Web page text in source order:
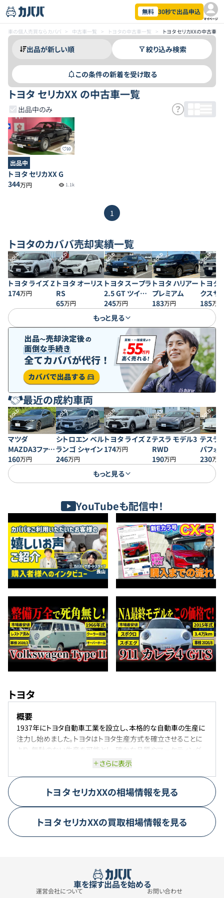
無料 30秒で出品申込
マイページ
車の個人売買ならカババ > 中古車一覧 > トヨタの中古車一覧 > トヨタ セリカXXの中古車一
絞り込み検索
この条件の新着を受け取る
トヨタ セリカXX の中古車一覧
出品中のみ
10
出品中
トヨタ セリカXX G
344万円 1.1k
1
トヨタのカババ売却実績一覧
SOLD
トヨタ ライズ Z
174万円
SOLD
トヨタ オーリス
RS
65万円
SOLD
トヨタ スープラ
2.5 GT ツイン
ターボR ワイド
ボディ
245万円
SOLD
トヨタ ハリアー
プレミアム
183万円
SOLD
トヨタ
クスサ
SSR-X
185万円
もっと見る
最近の成約車両
SOLD
マツダ
MAZDA3ファス
トバック 20S プ
ロアクティブ
160万円
SOLD
シトロエン ベル
ランゴ シャイン
246万円
SOLD
トヨタ ライズ Z
174万円
SOLD
テスラ モデル3
RWD
190万円
SOLD
テスラ
パフォ
230万円
もっと見る
YouTubeも配信中！
トヨタ
概要
1937年にトヨタ自動車工業を設立し、本格的な自動車の生産に
注力し始めました。トヨタはトヨタ生産方式を確立させることに
より、無駄のない生産を可能とし、確かな品質やマーケティング
力で日本の経済を支えるほどの大きな会社に成長しました。「い
タは、水素やEVの開発にも力を入れ、全方位戦略により、自動車
メーカーからモビリティカンパニーを目指して成長を続けていま
代表車種
代表的な車種は、クラウン。現在で16代目となるクラウンは、トヨ
て根強い人気を誇ります。純国産車である安心感や時代の変化
に適応した進化など、高級車に対する期待を裏切らない魅力を
持ち合わせております。16代目となるクラウンでは、今までの殻を
さらに表示
トヨタセリカXXの相場情報を見る
トヨタセリカXXの買取相場情報を見る
車を探す出品を始める
運営会社について お問い合わせ